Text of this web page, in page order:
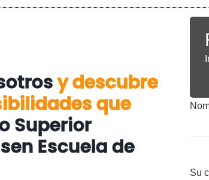
y descubre
que
Superior
Escuela de
Su